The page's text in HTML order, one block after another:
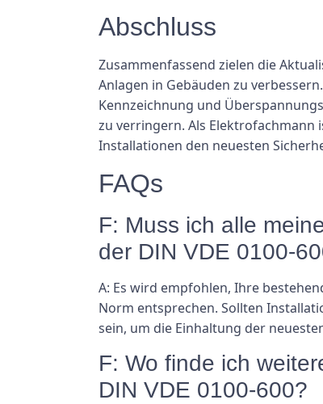
Abschluss
Zusammenfassend zielen die
Anlagen in Gebäuden zu
Kennzeichnung und
zu verringern. Als Elektrofachmann
Installationen den neuesten
FAQs
F: Muss ich alle
der DIN VDE 0100-
A: Es wird empfohlen, Ihre
Norm entsprechen. Sollten
sein, um die Einhaltung der
F: Wo finde ich
DIN VDE 0100-600?